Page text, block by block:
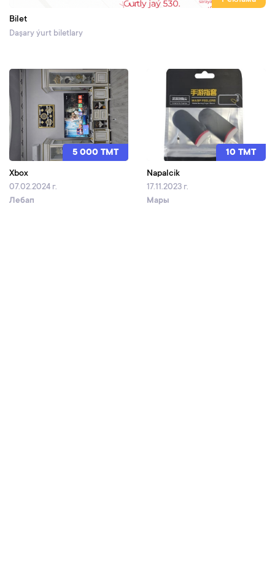
Bilet
Daşary ýurt biletlary
5 000 TMT
Xbox
07.02.2024 г.
Лебап
10 TMT
Napalcik
17.11.2023 г.
Мары